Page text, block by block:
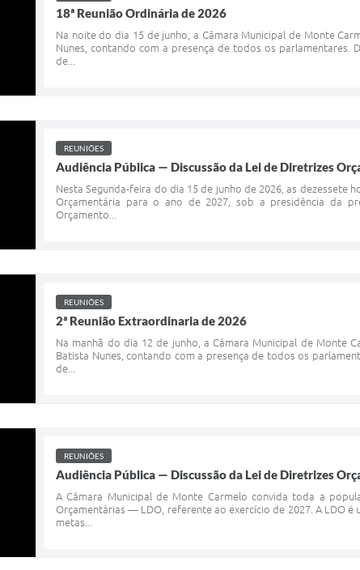
18ª Reunião Ordinária de 2026
Na noite do dia 15 de junho, a Câmara Municipal de Monte
Nunes, contando com a presença de todos os
de...
REUNIÕES
Audiência Pública — Discussão da Lei de Diretrizes
Nesta Segunda-feira do dia 15 de junho de 2026, as dezessete
Orçamentária para o ano de 2027, sob a presidência da
Orçamento...
REUNIÕES
2ª Reunião Extraordinaria de 2026
Na manhã do dia 12 de junho, a Câmara Municipal de Monte
Batista Nunes, contando com a presença de todos os
de...
REUNIÕES
Audiência Pública — Discussão da Lei de Diretrizes
A Câmara Municipal de Monte Carmelo convida toda a
Orçamentárias — LDO, referente ao exercício de 2027. A LDO
metas...